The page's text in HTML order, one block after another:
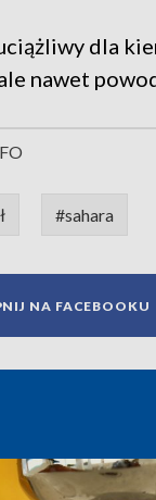
dla
nawet
#sahara
NA FACEBOOKU